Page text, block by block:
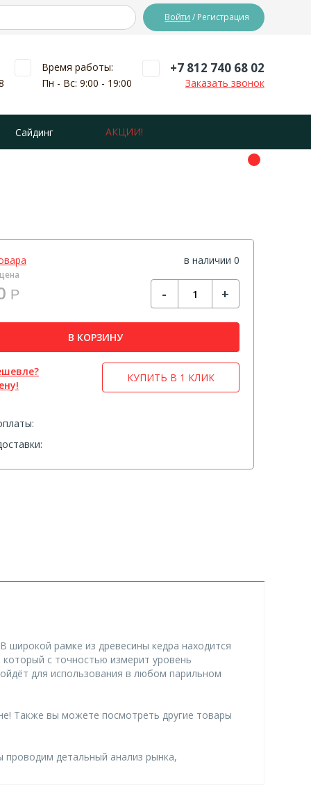
Войти / Регистрация
Время работы:
Пн - Вс: 9:00 - 19:00
+7 812 740 68 02
Заказать звонок
Сайдинг АКЦИИ!
в наличии 0
Р - +
В КОРЗИНУ
КУПИТЬ В 1 КЛИК
широкой рамке из древесины кедра находится
с точностью измерит уровень
для использования в любом парильном
Также вы можете посмотреть другие товары
детальный анализ рынка,